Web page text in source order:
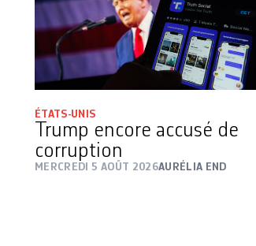
ÉTATS-UNIS
Trump encore accusé de
corruption
MERCREDI 5 AOÛT 2026AURÉLIA END